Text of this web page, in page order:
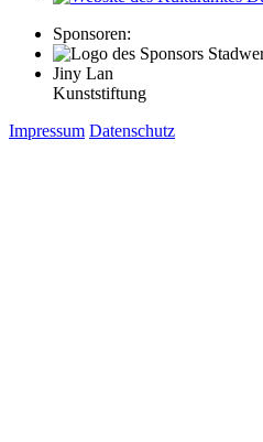
Sponsoren:
Jiny Lan
Kunststiftung
Impressum Datenschutz